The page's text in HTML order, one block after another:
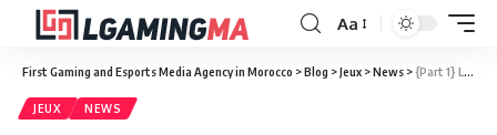
Aa
First Gaming and Esports Media Agency in Morocco >Blog >Jeux >News >{Part 1} Les pays africains en matière de jeux vidéo.
JEUX NEWS